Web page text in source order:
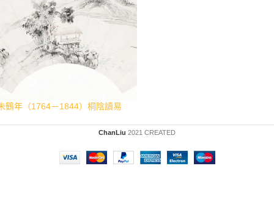
鶴年（1764－1844）桐陰讀易
ChanLiu 2021 CREATED